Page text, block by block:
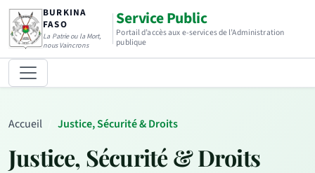
BURKINA
FASO
La Patrie ou la Mort,
nous Vaincrons
Service Public
Portail d’accès aux e-services de l’Administration
publique
Accueil Justice, Sécurité & Droits
Justice, Sécurité & Droits